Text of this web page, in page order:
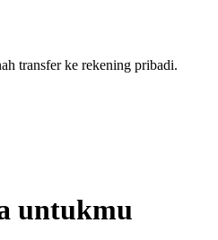
transfer ke rekening pribadi.
untukmu